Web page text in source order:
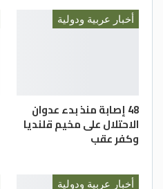
أخبار عربية ودولية
48 إصابة منذ بدء عدوان
الاحتلال على مخيم قلنديا
وكفر عقب
أخبار عربية ودولية